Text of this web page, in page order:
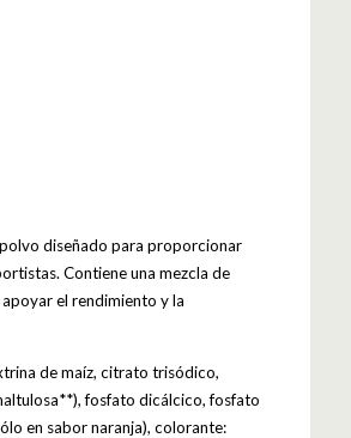
diseñado para proporcionar
Contiene una mezcla de
el rendimiento y la
de maíz, citrato trisódico,
fosfato dicálcico, fosfato
en sabor naranja), colorante: